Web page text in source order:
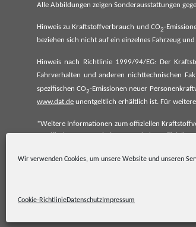
Wir verwenden Cookies, um unsere Website und unseren
Cookie-RichtlinieDatenschutzImpressum
Alle Abbildungen zeigen Sonderausstattungen
Hinweis zu Kraftstoffverbrauch und CO2-
beziehen sich nicht auf ein einzelnes Fahrzeug
Hinweis nach Richtlinie 1999/94/EG: Der
Fahrverhalten und anderen nichttechnischen
spezifischen CO2-Emissionen neuer
www.dat.de unentgeltlich erhältlich ist. Für
*Weitere Informationen zum offiziellen
spezifischen CO₂-Emissionen und den